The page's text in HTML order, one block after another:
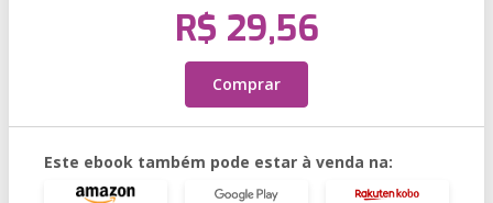
R$ 29,56
Comprar
Este ebook também pode estar à venda na: